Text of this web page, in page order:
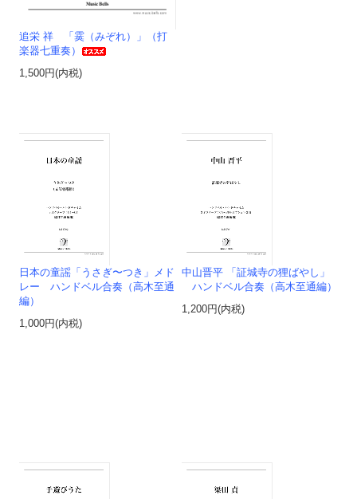
追栄 祥 「霙（みぞれ）」（打
楽器七重奏）
1,500円(内税)
日本の童謡「うさぎ〜つき」メド
レー ハンドベル合奏（高木至通
編）
1,000円(内税)
中山晋平 「証城寺の狸ばやし」
ハンドベル合奏（高木至通編）
1,200円(内税)